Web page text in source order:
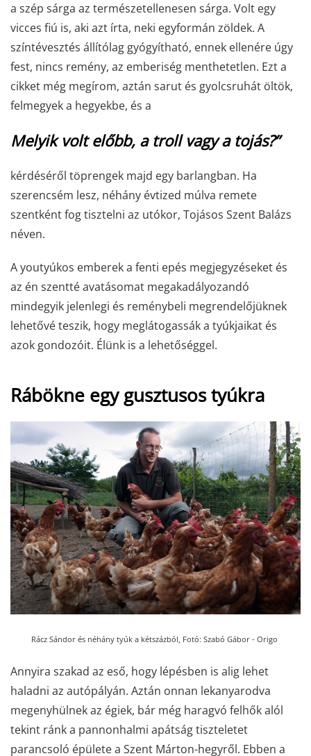
a szép sárga az természetellenesen sárga. Volt egy
vicces fiú is, aki azt írta, neki egyformán zöldek. A
színtévesztés állítólag gyógyítható, ennek ellenére úgy
fest, nincs remény, az emberiség menthetetlen. Ezt a
cikket még megírom, aztán sarut és gyolcsruhát öltök,
felmegyek a hegyekbe, és a
Melyik volt előbb, a troll vagy a tojás?”
kérdéséről töprengek majd egy barlangban. Ha
szerencsém lesz, néhány évtized múlva remete
szentként fog tisztelni az utókor, Tojásos Szent Balázs
néven.
A youtyúkos emberek a fenti epés megjegyzéseket és
az én szentté avatásomat megakadályozandó
mindegyik jelenlegi és reménybeli megrendelőjüknek
lehetővé teszik, hogy meglátogassák a tyúkjaikat és
azok gondozóit. Élünk is a lehetőséggel.
Rábökne egy gusztusos tyúkra
Rácz Sándor és néhány tyúk a kétszázból, Fotó: Szabó Gábor - Origo
Annyira szakad az eső, hogy lépésben is alig lehet
haladni az autópályán. Aztán onnan lekanyarodva
megenyhülnek az égiek, bár még haragvó felhők alól
tekint ránk a pannonhalmi apátság tiszteletet
parancsoló épülete a Szent Márton-hegyről. Ebben a